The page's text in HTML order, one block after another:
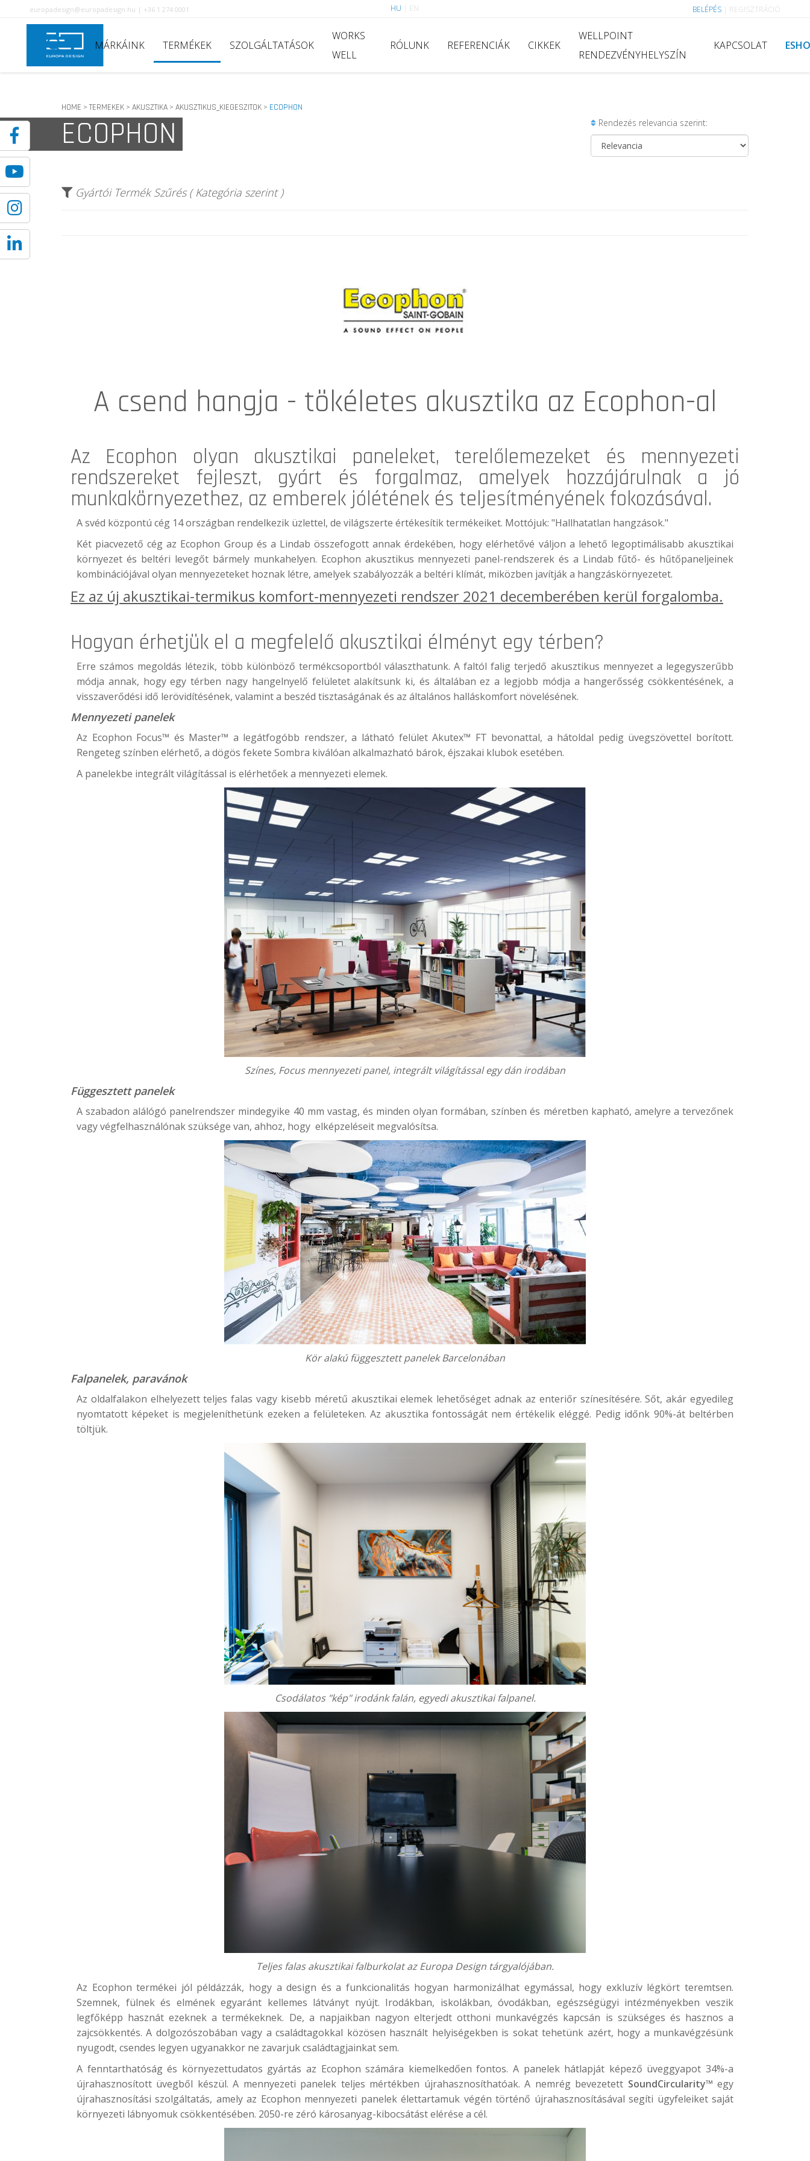
europadesign@europadesign.hu | +36 1 274 0001 HU EN BELÉPÉS REGISZTRÁCIÓ
MÁRKÁINK TERMÉKEK SZOLGÁLTATÁSOK
WORKS
WELL
RÓLUNK REFERENCIÁK CIKKEK
WELLPOINT
RENDEZVÉNYHELYSZÍN
KAPCSOLAT
HOME > TERMEKEK > AKUSZTIKA > AKUSZTIKUS_KIEGESZITOK > ECOPHON
ECOPHON Rendezés relevancia szerint:
Gyártói Termék Szűrés ( Kategória szerint )
A csend hangja - tökéletes akusztika az Ecophon-al
Az Ecophon olyan akusztikai paneleket, terelőlemezeket és mennyezeti
rendszereket fejleszt, gyárt és forgalmaz, amelyek hozzájárulnak a jó
munkakörnyezethez, az emberek jólétének és teljesítményének fokozásával.
A svéd központú cég 14 országban rendelkezik üzlettel, de világszerte értékesítik termékeiket. Mottójuk: "Hallhatatlan hangzások."
Két piacvezető cég az Ecophon Group és a Lindab összefogott annak érdekében, hogy elérhetővé váljon a lehető legoptimálisabb akusztikai
környezet és beltéri levegőt bármely munkahelyen. Ecophon akusztikus mennyezeti panel-rendszerek és a Lindab fűtő- és hűtőpaneljeinek
kombinációjával olyan mennyezeteket hoznak létre, amelyek szabályozzák a beltéri klímát, miközben javítják a hangzáskörnyezetet.
Ez az új akusztikai-termikus komfort-mennyezeti rendszer 2021 decemberében kerül forgalomba.
Hogyan érhetjük el a megfelelő akusztikai élményt egy térben?
Erre számos megoldás létezik, több különböző termékcsoportból választhatunk. A faltól falig terjedő akusztikus mennyezet a legegyszerűbb
módja annak, hogy egy térben nagy hangelnyelő felületet alakítsunk ki, és általában ez a legjobb módja a hangerősség csökkentésének, a
visszaverődési idő lerövidítésének, valamint a beszéd tisztaságának és az általános halláskomfort növelésének.
Mennyezeti panelek
Az Ecophon Focus™ és Master™ a legátfogóbb rendszer, a látható felület Akutex™ FT bevonattal, a hátoldal pedig üvegszövettel borított.
Rengeteg színben elérhető, a dögös fekete Sombra kiválóan alkalmazható bárok, éjszakai klubok esetében.
A panelekbe integrált világítással is elérhetőek a mennyezeti elemek.
Színes, Focus mennyezeti panel, integrált világítással egy dán irodában
Függesztett panelek
A szabadon alálógó panelrendszer mindegyike 40 mm vastag, és minden olyan formában, színben és méretben kapható, amelyre a tervezőnek
vagy végfelhasználónak szüksége van, ahhoz, hogy elképzeléseit megvalósítsa.
Kör alakú függesztett panelek Barcelonában
Falpanelek, paravánok
Az oldalfalakon elhelyezett teljes falas vagy kisebb méretű akusztikai elemek lehetőséget adnak az enteriőr színesítésére. Sőt, akár egyedileg
nyomtatott képeket is megjeleníthetünk ezeken a felületeken. Az akusztika fontosságát nem értékelik eléggé. Pedig időnk 90%-át beltérben
töltjük.
Csodálatos "kép" irodánk falán, egyedi akusztikai falpanel.
Teljes falas akusztikai falburkolat az Europa Design tárgyalójában.
Az Ecophon termékei jól példázzák, hogy a design és a funkcionalitás hogyan harmonizálhat egymással, hogy exkluzív légkört teremtsen.
Szemnek, fülnek és elmének egyaránt kellemes látványt nyújt. Irodákban, iskolákban, óvodákban, egészségügyi intézményekben veszik
legfőképp hasznát ezeknek a termékeknek. De, a napjaikban nagyon elterjedt otthoni munkavégzés kapcsán is szükséges és hasznos a
zajcsökkentés. A dolgozószobában vagy a családtagokkal közösen használt helyiségekben is sokat tehetünk azért, hogy a munkavégzésünk
nyugodt, csendes legyen ugyanakkor ne zavarjuk családtagjainkat sem.
A fenntarthatóság és környezettudatos gyártás az Ecophon számára kiemelkedően fontos. A panelek hátlapját képező üveggyapot 34%-a
újrahasznosított üvegből készül. A mennyezeti panelek teljes mértékben újrahasznosíthatóak. A nemrég bevezetett SoundCircularity™ egy
újrahasznosítási szolgáltatás, amely az Ecophon mennyezeti panelek élettartamuk végén történő újrahasznosításával segíti ügyfeleiket saját
környezeti lábnyomuk csökkentésében. 2050-re zéró károsanyag-kibocsátást elérése a cél.